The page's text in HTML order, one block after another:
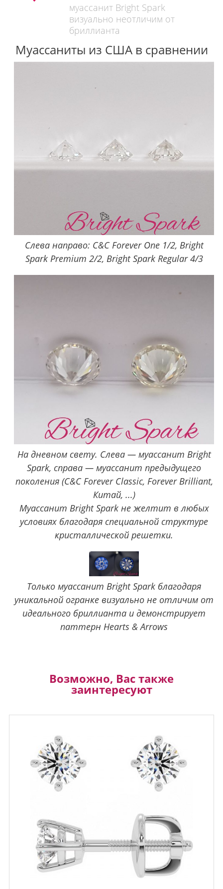
муассанит Bright Spark
визуально неотличим от
бриллианта
Муассаниты из США в сравнении
Слева направо: C&C Forever One 1/2, Bright
Spark Premium 2/2, Bright Spark Regular 4/3
На дневном свету. Слева — муассанит Bright
Spark, справа — муассанит предыдущего
поколения (C&C Forever Classic, Forever Brilliant,
Китай, ...)
Муассанит Bright Spark не желтит в любых
условиях благодаря специальной структуре
кристаллической решетки.
Только муассанит Bright Spark благодаря
уникальной огранке визуально не отличим от
идеального бриллианта и демонстрирует
паттерн Hearts & Arrows
Возможно, Вас также
заинтересуют